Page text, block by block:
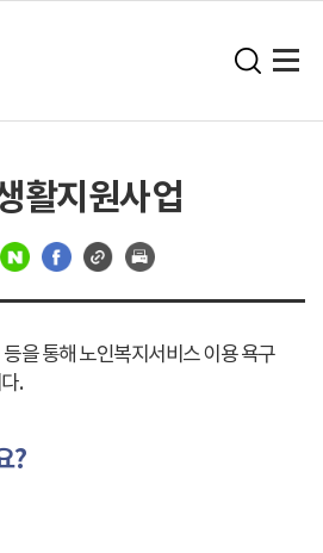
활지원사업
을 통해 노인복지서비스 이용 욕구
.
?